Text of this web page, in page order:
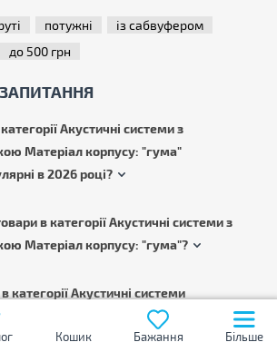
потужні
із сабвуфером
до 500 грн
Акустичні системи з
Матеріал корпусу: "гума"
в 2026 році?
в категорії Акустичні системи з
Матеріал корпусу: "гума"?
категорії Акустичні системи
при виборі товару?
Кошик Бажання Більше